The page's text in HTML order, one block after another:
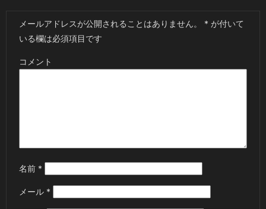
メールアドレスが公開されることはありません。 * が付いて
いる欄は必須項目です
コメント
名前 *
メール *